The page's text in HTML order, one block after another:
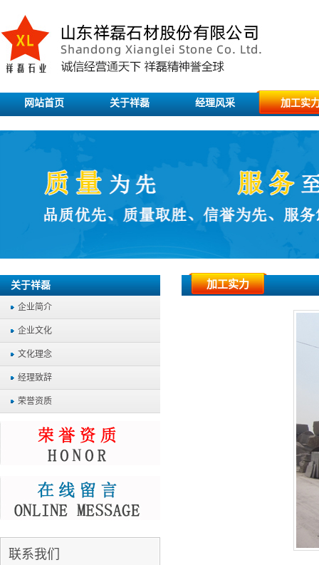
网站首页 关于祥磊 经理风采 加工实
关于祥磊
企业简介
企业文化
文化理念
经理致辞
荣誉资质
联系我们
加工实力